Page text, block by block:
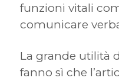
funzioni vitali
comunicare
La grande utilità
fanno sì che